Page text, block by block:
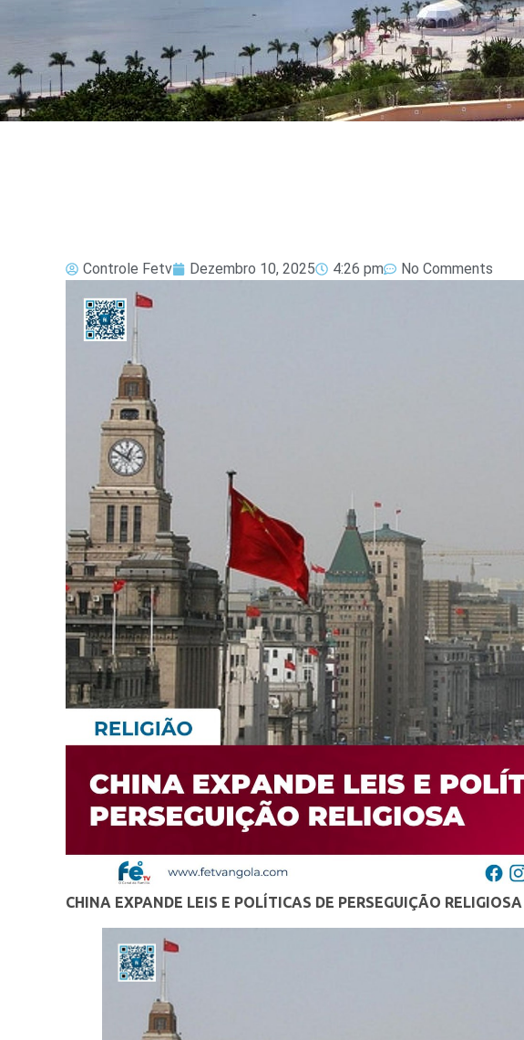
Controle Fetv Dezembro 10, 2025 4:26 pm No Comments
CHINA EXPANDE LEIS E POLÍTICAS DE PERSEGUIÇÃO RELIGIOSA